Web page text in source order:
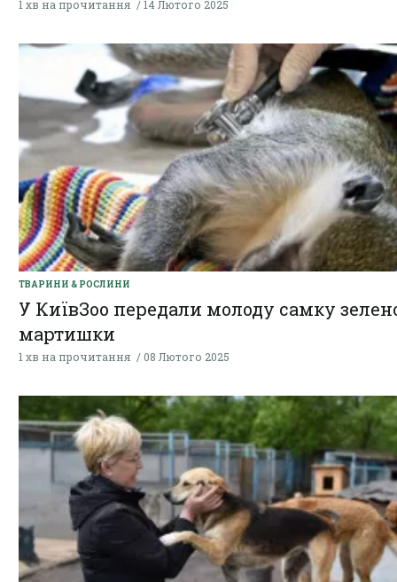
1 хв на прочитання 14 Лютого 2025
ТВАРИНИ & РОСЛИНИ
У КиївЗоо передали молоду самку
мартишки
1 хв на прочитання 08 Лютого 2025